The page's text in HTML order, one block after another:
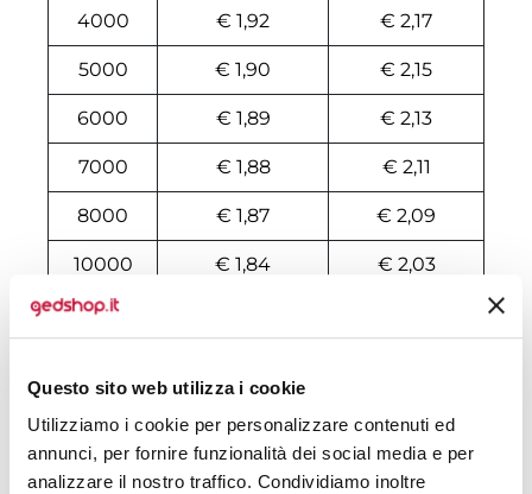
Questo sito web utilizza i cookie
Utilizziamo i cookie per personalizzare contenuti ed
annunci, per fornire funzionalità dei social media e per
analizzare il nostro traffico. Condividiamo inoltre
4000 € 1,92 € 2,17
5000 € 1,90 € 2,15
6000 € 1,89 € 2,13
7000 € 1,88 € 2,11
8000 € 1,87 € 2,09
10000 € 1,84 € 2,03
Tecniche di stampa
Area di personalizzazione
Domande e risposte